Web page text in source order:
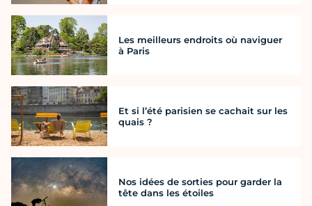
Les meilleurs endroits où naviguer
à Paris
Et si l’été parisien se cachait sur les
quais ?
Nos idées de sorties pour garder la
tête dans les étoiles